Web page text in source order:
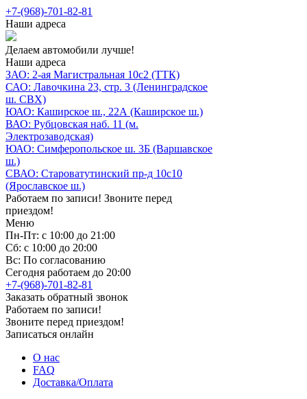
+7-(968)-701-82-81
Наши адреса
Делаем автомобили лучше!
Наши адреса
ЗАО: 2-ая Магистральная 10с2 (ТТК)
САО: Лавочкина 23, стр. 3 (Ленинградское
ш. СВХ)
ЮАО: Каширское ш., 22А (Каширское ш.)
ВАО: Рубцовская наб. 11 (м.
Электрозаводская)
ЮАО: Симферопольское ш. 3Б (Варшавское
ш.)
СВАО: Староватутинский пр-д 10с10
(Ярославское ш.)
Работаем по записи! Звоните перед
приездом!
Меню
Пн-Пт: с 10:00 до 21:00
Сб: с 10:00 до 20:00
Вс: По согласованию
Сегодня работаем до 20:00
+7-(968)-701-82-81
Заказать обратный звонок
Работаем по записи!
Звоните перед приездом!
Записаться онлайн
О нас
FAQ
Доставка/Оплата